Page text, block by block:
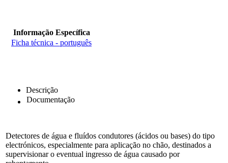
Informação Específica
Ficha técnica - português
Descrição
Documentação
Detectores de água e fluídos condutores (ácidos ou bases) do tipo
electrónicos, especialmente para aplicação no chão, destinados a
supervisionar o eventual ingresso de água causado por